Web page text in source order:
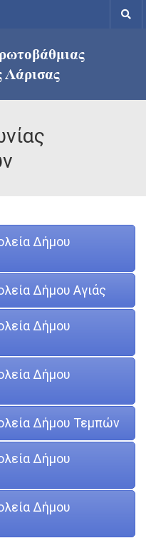
Δήμου
Δήμου Αγιάς
Δήμου
Δήμου
Δήμου Τεμπών
Δήμου
Δήμου